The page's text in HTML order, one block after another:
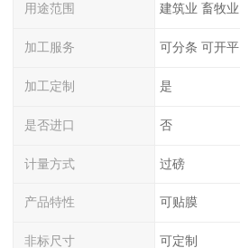
用途范围 建筑业 畜牧业
加工服务 可分条 可开平
加工定制 是
是否进口 否
计量方式 过磅
产品特性 可贴膜
非标尺寸 可定制